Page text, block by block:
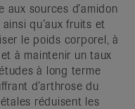
sources d’amidon
qu’aux fruits et
le poids corporel, à
à maintenir un taux
à long terme
d’arthrose du
réduisent les